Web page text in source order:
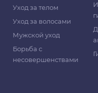
Уход за телом
Уход за волосами
Мужской уход
Борьба с
несовершенствами